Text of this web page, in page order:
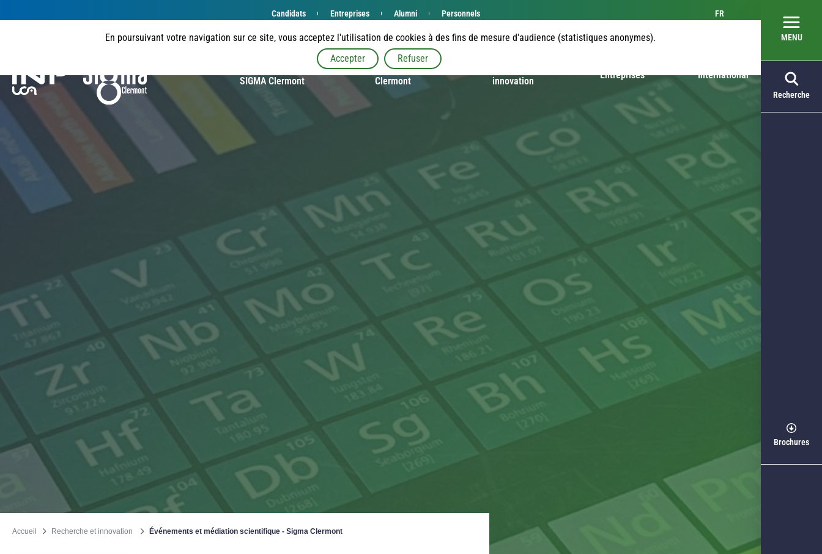
En poursuivant votre navigation sur ce site, vous acceptez l'utilisation de cookies à des fins de mesure d'audience (statistiques anonymes).
Accepter
Refuser
MENU
Recherche
Brochures
Candidats Entreprises Alumni Personnels FR
SIGMA Clermont
Étudier à SIGMA
Clermont
innovation
Entreprises International
Accueil Recherche et innovation Événements et médiation scientifique - Sigma Clermont